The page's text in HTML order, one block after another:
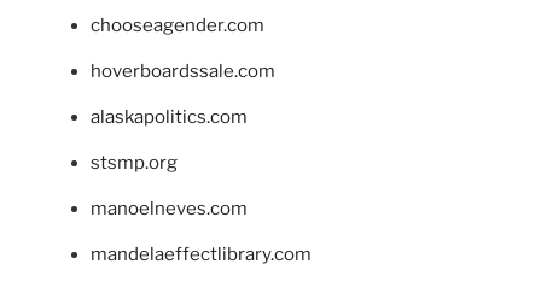
chooseagender.com
hoverboardssale.com
alaskapolitics.com
stsmp.org
manoelneves.com
mandelaeffectlibrary.com